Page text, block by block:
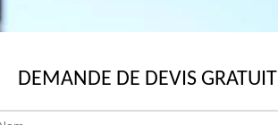
DEMANDE DE DEVIS GRATUIT